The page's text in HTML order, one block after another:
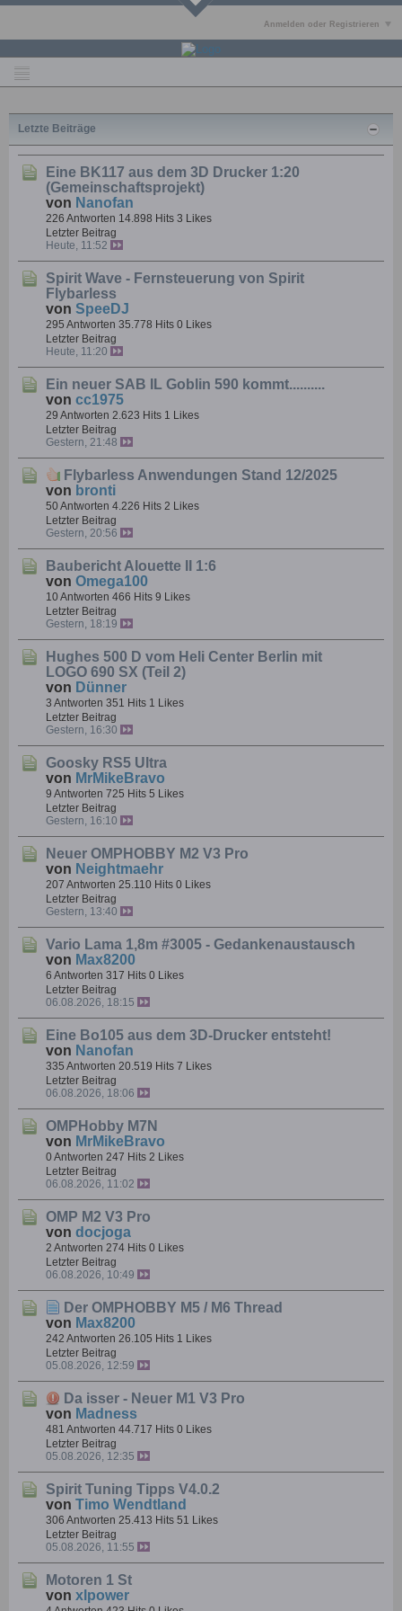
Anmelden oder Registrieren
Letzte Beiträge
Eine BK117 aus dem 3D Drucker 1:20
(Gemeinschaftsprojekt)
von Nanofan
226 Antworten 14.898 Hits 3 Likes
Letzter Beitrag
Heute, 11:52
Spirit Wave - Fernsteuerung von Spirit
Flybarless
von SpeeDJ
295 Antworten 35.778 Hits 0 Likes
Letzter Beitrag
Heute, 11:20
Ein neuer SAB IL Goblin 590 kommt..........
von cc1975
29 Antworten 2.623 Hits 1 Likes
Letzter Beitrag
Gestern, 21:48
Flybarless Anwendungen Stand 12/2025
von bronti
50 Antworten 4.226 Hits 2 Likes
Letzter Beitrag
Gestern, 20:56
Baubericht Alouette II 1:6
von Omega100
10 Antworten 466 Hits 9 Likes
Letzter Beitrag
Gestern, 18:19
Hughes 500 D vom Heli Center Berlin mit
LOGO 690 SX (Teil 2)
von Dünner
3 Antworten 351 Hits 1 Likes
Letzter Beitrag
Gestern, 16:30
Goosky RS5 Ultra
von MrMikeBravo
9 Antworten 725 Hits 5 Likes
Letzter Beitrag
Gestern, 16:10
Neuer OMPHOBBY M2 V3 Pro
von Neightmaehr
207 Antworten 25.110 Hits 0 Likes
Letzter Beitrag
Gestern, 13:40
Vario Lama 1,8m #3005 - Gedankenaustausch
von Max8200
6 Antworten 317 Hits 0 Likes
Letzter Beitrag
06.08.2026, 18:15
Eine Bo105 aus dem 3D-Drucker entsteht!
von Nanofan
335 Antworten 20.519 Hits 7 Likes
Letzter Beitrag
06.08.2026, 18:06
OMPHobby M7N
von MrMikeBravo
0 Antworten 247 Hits 2 Likes
Letzter Beitrag
06.08.2026, 11:02
OMP M2 V3 Pro
von docjoga
2 Antworten 274 Hits 0 Likes
Letzter Beitrag
06.08.2026, 10:49
Der OMPHOBBY M5 / M6 Thread
von Max8200
242 Antworten 26.105 Hits 1 Likes
Letzter Beitrag
05.08.2026, 12:59
Da isser - Neuer M1 V3 Pro
von Madness
481 Antworten 44.717 Hits 0 Likes
Letzter Beitrag
05.08.2026, 12:35
Spirit Tuning Tipps V4.0.2
von Timo Wendtland
306 Antworten 25.413 Hits 51 Likes
Letzter Beitrag
05.08.2026, 11:55
Motoren 1 St
von xlpower